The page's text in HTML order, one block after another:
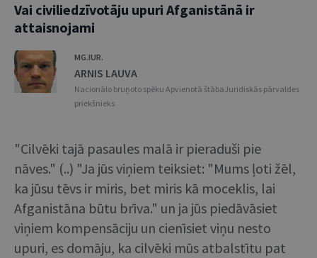
Vai civiliedzīvotāju upuri Afganistānā ir
attaisnojami
MG.IUR.
ARNIS LAUVA
Nacionālo bruņoto spēku Apvienotā štābaJuridiskās pārvaldes
priekšnieks
"Cilvēki tajā pasaules malā ir pieraduši pie
nāves." (..) "Ja jūs viņiem teiksiet: "Mums ļoti žēl,
ka jūsu tēvs ir miris, bet miris kā moceklis, lai
Afganistāna būtu brīva." un ja jūs piedāvāsiet
viņiem kompensāciju un cienīsiet viņu nesto
upuri, es domāju, ka cilvēki mūs atbalstītu pat